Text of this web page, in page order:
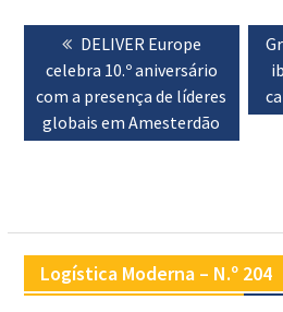
Navegação
artigos
Previous
post:
DELIVER Europe
celebra 10.º aniversário
com a presença de líderes
globais em Amesterdão
Logística Moderna – N.º 204